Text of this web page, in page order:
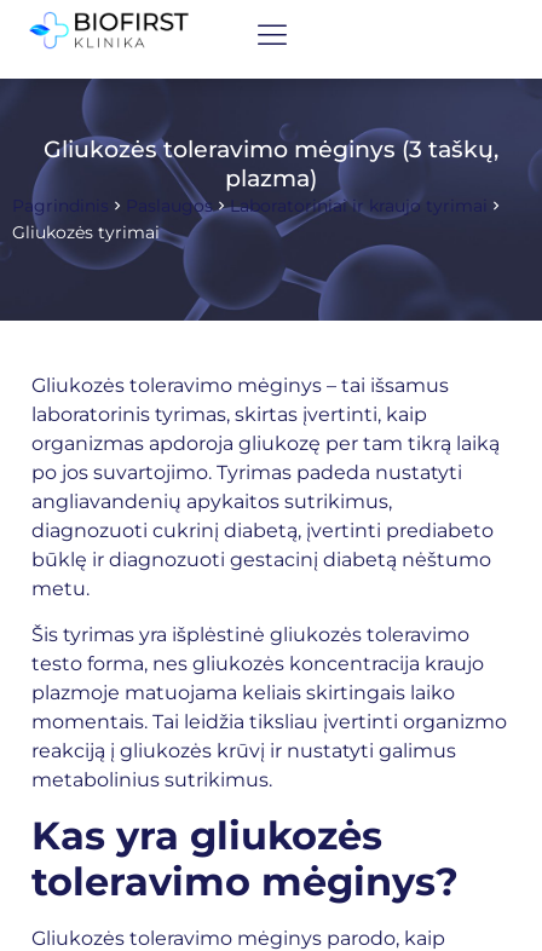
Gliukozės toleravimo mėginys (3 taškų,
plazma)
Pagrindinis Paslaugos
Laboratoriniai ir kraujo tyrimai
Gliukozės tyrimai
Gliukozės toleravimo mėginys – tai išsamus
laboratorinis tyrimas, skirtas įvertinti, kaip
organizmas apdoroja gliukozę per tam tikrą laiką
po jos suvartojimo. Tyrimas padeda nustatyti
angliavandenių apykaitos sutrikimus,
diagnozuoti cukrinį diabetą, įvertinti prediabeto
būklę ir diagnozuoti gestacinį diabetą nėštumo
metu.
Šis tyrimas yra išplėstinė gliukozės toleravimo
testo forma, nes gliukozės koncentracija kraujo
plazmoje matuojama keliais skirtingais laiko
momentais. Tai leidžia tiksliau įvertinti organizmo
reakciją į gliukozės krūvį ir nustatyti galimus
metabolinius sutrikimus.
Kas yra gliukozės
toleravimo mėginys?
Gliukozės toleravimo mėginys parodo, kaip